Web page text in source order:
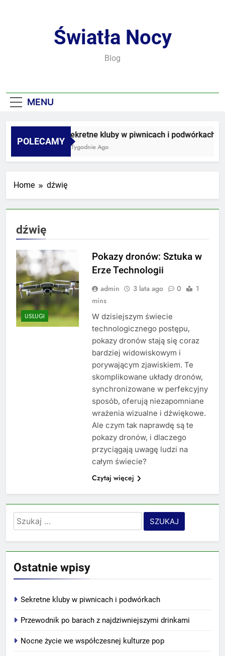
Światła Nocy
Blog
MENU
POLECAMY
Sekretne kluby w piwnicach i podwórkach
2 Tygodnie Ago
Home dźwię
dźwię
USŁUGI
Pokazy dronów: Sztuka w
Erze Technologii
admin 3 lata ago 0
1
mins
W dzisiejszym świecie
technologicznego postępu,
pokazy dronów stają się coraz
bardziej widowiskowym i
porywającym zjawiskiem. Te
skomplikowane układy dronów,
synchronizowane w perfekcyjny
sposób, oferują niezapomniane
wrażenia wizualne i dźwiękowe.
Ale czym tak naprawdę są te
pokazy dronów, i dlaczego
przyciągają uwagę ludzi na
całym świecie?
Czytaj więcej
Szukaj:
Ostatnie wpisy
Sekretne kluby w piwnicach i podwórkach
Przewodnik po barach z najdziwniejszymi drinkami
Nocne życie we współczesnej kulturze pop